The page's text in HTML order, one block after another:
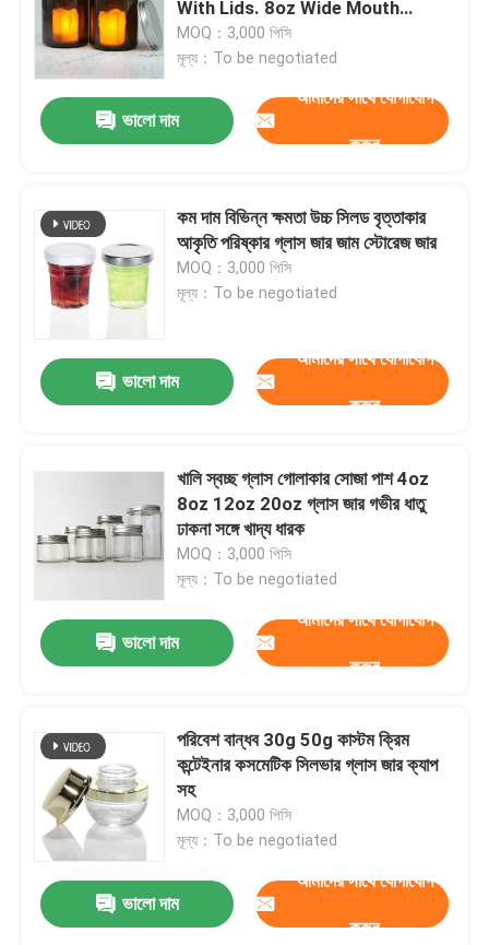
With Lids. 8oz Wide Mouth
Amber Straight Side Round
Glass Candle Jar With Lids. 8oz
বৃত্তাকার গ্লাসের মোমবাতি জার
MOQ：3,000 পিসি
মূল্য：To be negotiated
ভালো দাম
আমাদের সাথে যোগাযোগ
করুন
কম দাম বিভিন্ন ক্ষমতা উচ্চ সিলড বৃত্তাকার
আকৃতি পরিষ্কার গ্লাস জার জাম স্টোরেজ জার
MOQ：3,000 পিসি
মূল্য：To be negotiated
ভালো দাম
আমাদের সাথে যোগাযোগ
করুন
খালি স্বচ্ছ গ্লাস গোলাকার সোজা পাশ 4oz
8oz 12oz 20oz গ্লাস জার গভীর ধাতু
ঢাকনা সঙ্গে খাদ্য ধারক
MOQ：3,000 পিসি
মূল্য：To be negotiated
ভালো দাম
আমাদের সাথে যোগাযোগ
করুন
পরিবেশ বান্ধব 30g 50g কাস্টম ক্রিম
কন্টেইনার কসমেটিক সিলভার গ্লাস জার ক্যাপ
সহ
MOQ：3,000 পিসি
মূল্য：To be negotiated
ভালো দাম
আমাদের সাথে যোগাযোগ
করুন